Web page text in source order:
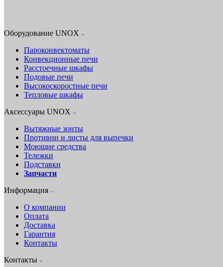
Оборудование UNOX
Пароконвектоматы
Конвекционные печи
Расстоечные шкафы
Подовые печи
Высокоскоростные печи
Тепловые шкафы
Аксессуары UNOX
Вытяжные зонты
Противни и листы для выпечки
Моющие средства
Тележки
Подставки
Запчасти
Информация
О компании
Оплата
Доставка
Гарантия
Контакты
Контакты